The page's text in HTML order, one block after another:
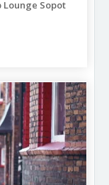
Lounge Sopot